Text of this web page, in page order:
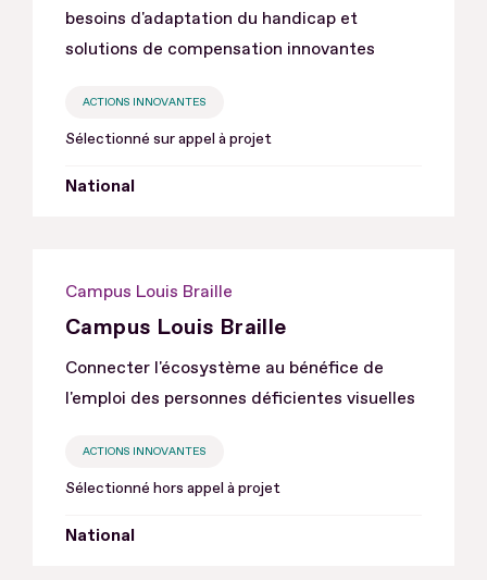
besoins d'adaptation du handicap et
solutions de compensation innovantes
ACTIONS INNOVANTES
Sélectionné sur appel à projet
National
Campus Louis Braille
Campus Louis Braille
Connecter l'écosystème au bénéfice de
l'emploi des personnes déficientes visuelles
ACTIONS INNOVANTES
Sélectionné hors appel à projet
National